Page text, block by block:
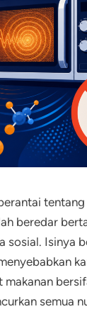
beredar
sosial. Isinya
makanan
semua